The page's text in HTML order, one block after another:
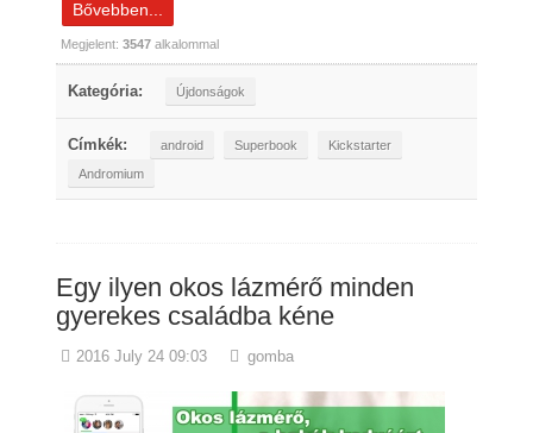
Bővebben...
Megjelent: 3547alkalommal
Kategória: Újdonságok
Címkék: android Superbook
Kickstarter
Andromium
Egy ilyen okos lázmérő minden
gyerekes családba kéne
2016 July 24 09:03 gomba